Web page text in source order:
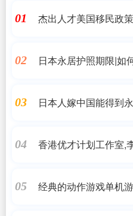
01
杰出人才美国移民政
02
日本永居护照期限|如
03
日本人嫁中国能得到
资移民_问答
04
香港优才计划工作室,
05 经典的动作游戏单机